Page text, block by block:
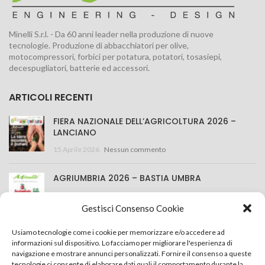
Gestisci Consenso Cookie
Usiamo tecnologie come i cookie per memorizzare e/o accedere ad
informazioni sul dispositivo. Lo facciamo per migliorare l'esperienza di
navigazione e mostrare annunci personalizzati. Fornire il consenso a queste
Minelli S.r.l. - Da 60 anni leader nella produzione di nuove
tecnologie. Produzione di abbacchiatori per olive,
motocompressori, forbici per potatura, potatori, tosasiepi,
decespugliatori, batterie ed accessori.
ARTICOLI RECENTI
FIERA NAZIONALE DELL’AGRICOLTURA 2026 –
LANCIANO
15 Aprile 2026 Nessun commento
AGRIUMBRIA 2026 – BASTIA UMBRA
25 Marzo 2026 Nessun commento
CONTATTACI
Minelli S.r.l.